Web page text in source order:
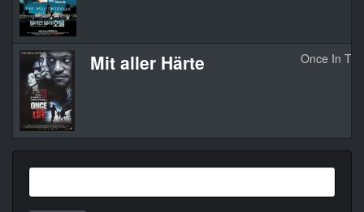
Mit aller Härte Once In